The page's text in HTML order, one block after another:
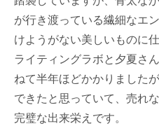
が行き渡っている繊細なエ
けようがない美しいものに
ライティングラボと夕夏さ
ねて半年ほどかかりました
できたと思っていて、売れ
完璧な出来栄えです。